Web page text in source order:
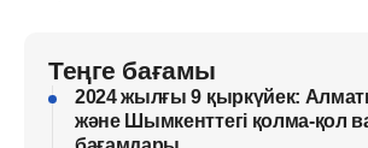
Теңге бағамы
2024 жылғы 9 қыркүйек:
және Шымкенттегі қолма-қол